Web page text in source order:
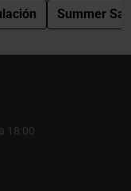
Summer
18:00